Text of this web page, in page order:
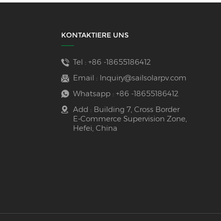
KONTAKTIERE UNS
Tel : +86 -18655186412
Email : Inquiry@sailsolarpv.com
Whatsapp : +86 -18655186412
Add : Building 7, Cross Border
E-Commerce Supervision Zone,
Hefei, China